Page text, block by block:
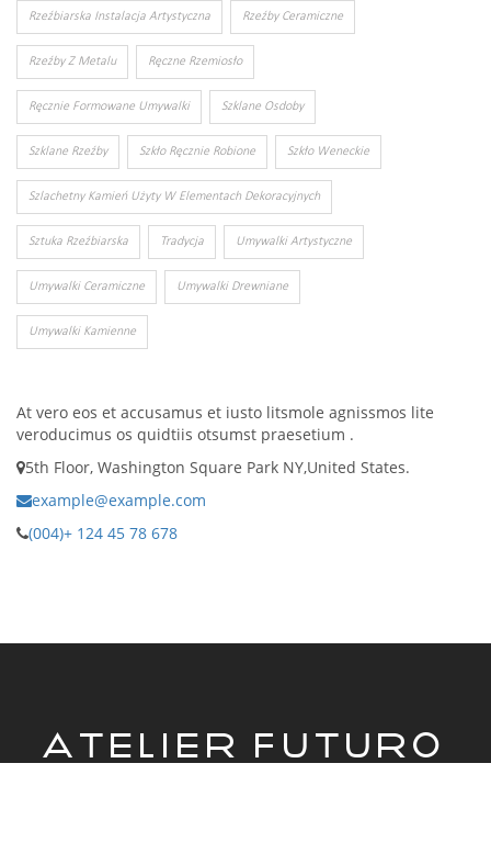
Rzeźbiarska Instalacja Artystyczna Rzeźby Ceramiczne
Rzeźby Z Metalu Ręczne Rzemiosło
Ręcznie Formowane Umywalki Szklane Osdoby
Szklane Rzeźby Szkło Ręcznie Robione Szkło Weneckie
Szlachetny Kamień Użyty W Elementach Dekoracyjnych
Sztuka Rzeźbiarska Tradycja Umywalki Artystyczne
Umywalki Ceramiczne Umywalki Drewniane
Umywalki Kamienne
At vero eos et accusamus et iusto litsmole agnissmos lite
veroducimus os quidtiis otsumst praesetium .
5th Floor, Washington Square Park NY,United States.
example@example.com
(004)+ 124 45 78 678
ATELIER FUTURO